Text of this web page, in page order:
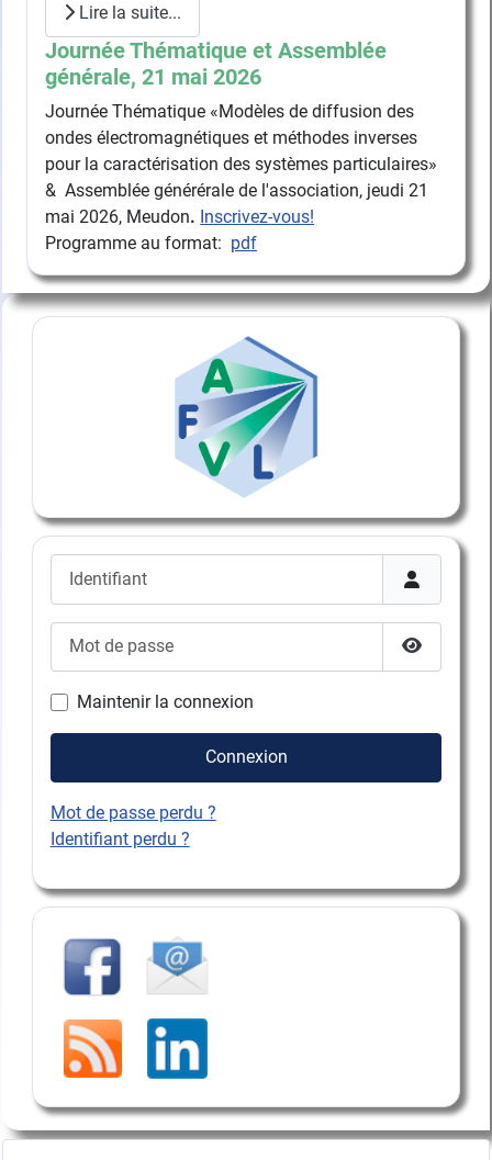
Afficher
Maintenir la connexion
Connexion
Mot de passe perdu ?
Identifiant perdu ?
Lire la suite...
Journée Thématique et Assemblée
générale, 21 mai 2026
Journée Thématique «Modèles de diffusion des
ondes électromagnétiques et méthodes inverses
pour la caractérisation des systèmes particulaires»
& Assemblée générérale de l'association, jeudi 21
mai 2026, Meudon. Inscrivez-vous!
Programme au format: pdf